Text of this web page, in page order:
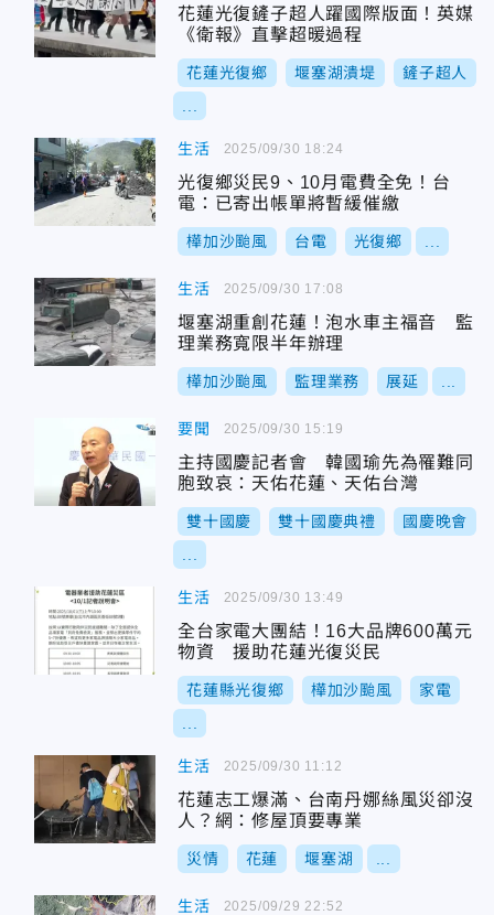
花蓮光復鏟子超人躍國際版面！英媒
《衛報》直擊超暖過程
花蓮光復鄉 堰塞湖潰堤 鏟子超人
生活
光復鄉災民9、10月電費全免！台
電：已寄出帳單將暫緩催繳
樺加沙颱風 台電 光復鄉
2025/09/30 18:24
生活
堰塞湖重創花蓮！泡水車主福音 監
理業務寬限半年辦理
樺加沙颱風 監理業務 展延
2025/09/30 17:08
要聞
主持國慶記者會 韓國瑜先為罹難同
胞致哀：天佑花蓮、天佑台灣
雙十國慶 雙十國慶典禮 國慶晚會
2025/09/30 15:19
生活
全台家電大團結！16大品牌600萬元
物資 援助花蓮光復災民
花蓮縣光復鄉 樺加沙颱風 家電
2025/09/30 13:49
生活
花蓮志工爆滿、台南丹娜絲風災卻沒
人？網：修屋頂要專業
災情 花蓮 堰塞湖
2025/09/30 11:12
生活 2025/09/29 22:52